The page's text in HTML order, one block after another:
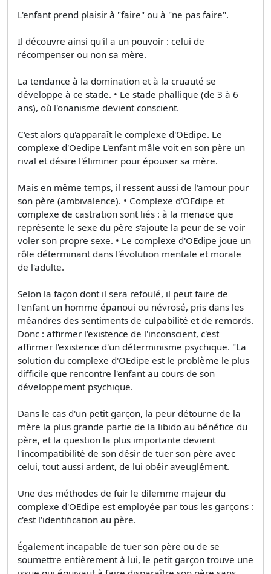
L'enfant prend plaisir à "faire" ou à "ne pas faire".
Il découvre ainsi qu'il a un pouvoir : celui de
récompenser ou non sa mère.
La tendance à la domination et à la cruauté se
développe à ce stade. • Le stade phallique (de 3 à 6
ans), où l'onanisme devient conscient.
C'est alors qu'apparaît le complexe d'OEdipe. Le
complexe d'Oedipe L'enfant mâle voit en son père un
rival et désire l'éliminer pour épouser sa mère.
Mais en même temps, il ressent aussi de l'amour pour
son père (ambivalence). • Complexe d'OEdipe et
complexe de castration sont liés : à la menace que
représente le sexe du père s'ajoute la peur de se voir
voler son propre sexe. • Le complexe d'OEdipe joue un
rôle déterminant dans l'évolution mentale et morale
de l'adulte.
Selon la façon dont il sera refoulé, il peut faire de
l'enfant un homme épanoui ou névrosé, pris dans les
méandres des sentiments de culpabilité et de remords.
Donc : affirmer l'existence de l'inconscient, c'est
affirmer l'existence d'un déterminisme psychique. "La
solution du complexe d'OEdipe est le problème le plus
difficile que rencontre l'enfant au cours de son
développement psychique.
Dans le cas d'un petit garçon, la peur détourne de la
mère la plus grande partie de la libido au bénéfice du
père, et la question la plus importante devient
l'incompatibilité de son désir de tuer son père avec
celui, tout aussi ardent, de lui obéir aveuglément.
Une des méthodes de fuir le dilemme majeur du
complexe d'OEdipe est employée par tous les garçons :
c'est l'identification au père.
Également incapable de tuer son père ou de se
soumettre entièrement à lui, le petit garçon trouve une